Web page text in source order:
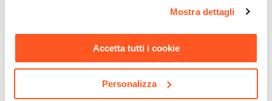
momento. Per maggiori informazioni si invita a leggere la
nostraCookie Policy.
Mostra dettagli
Accetta tutti i cookie
Personalizza